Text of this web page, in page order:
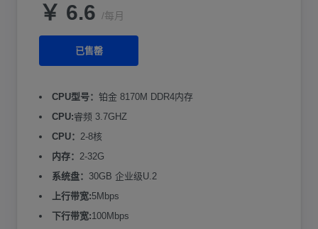
￥ 6.6 /每月
已售罄
CPU型号： 铂金 8170M DDR4内存
CPU:睿频 3.7GHZ
CPU： 2-8核
内存： 2-32G
系统盘： 30GB 企业级U.2
上行带宽:5Mbps
下行带宽:100Mbps